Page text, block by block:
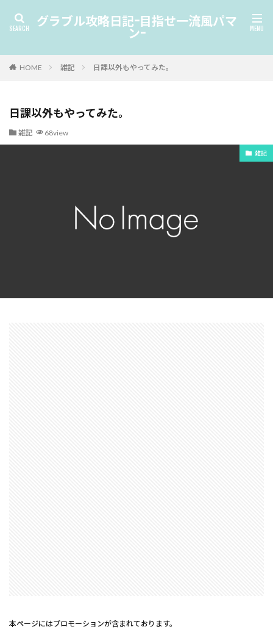
グラブル攻略日記-目指せ一流風パマ
ン-
HOME 雑記 日課以外もやってみた。
日課以外もやってみた。
雑記 68view
雑記
本ページにはプロモーションが含まれております。